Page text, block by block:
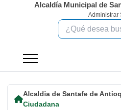
Alcaldía Municipal de
Administrar
Alcaldia de Santafe de
Ciudadana